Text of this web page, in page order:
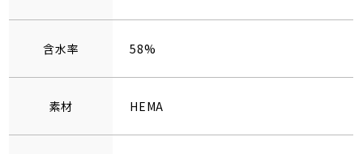
含水率 58%
素材 HEMA